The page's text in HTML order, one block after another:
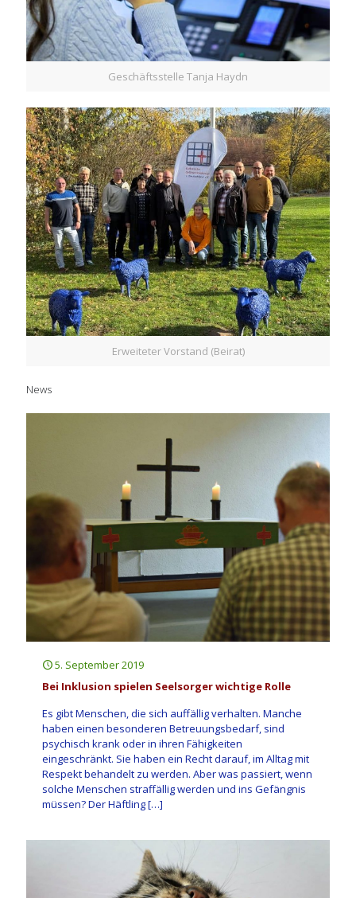
Geschäftsstelle Tanja Haydn
Erweiteter Vorstand (Beirat)
News
5. September 2019
Bei Inklusion spielen Seelsorger wichtige Rolle
Es gibt Menschen, die sich auffällig verhalten. Manche
haben einen besonderen Betreuungsbedarf, sind
psychisch krank oder in ihren Fähigkeiten
eingeschränkt. Sie haben ein Recht darauf, im Alltag mit
Respekt behandelt zu werden. Aber was passiert, wenn
solche Menschen straffällig werden und ins Gefängnis
müssen? Der Häftling[…]